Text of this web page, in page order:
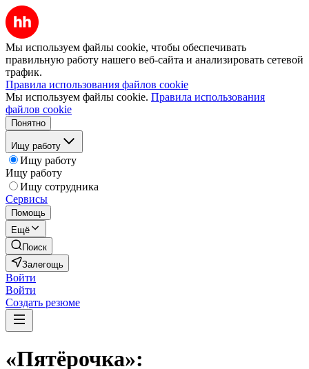
Мы используем файлы cookie, чтобы обеспечивать
правильную работу нашего веб-сайта и анализировать сетевой
трафик.
Правила использования файлов cookie
Мы используем файлы cookie. Правила использования
файлов cookie
Понятно
Ищу работу
Ищу работу
Ищу работу
Ищу сотрудника
Сервисы
Помощь
Ещё
Поиск
Залегощь
Войти
Войти
Создать резюме
«Пятёрочка»: